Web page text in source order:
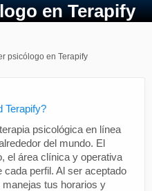
en Terapify
psicólogo en Terapify
Terapify?
psicológica en línea
del mundo. El
el área clínica y operativa
cada perfil. Al ser aceptado
tus horarios y